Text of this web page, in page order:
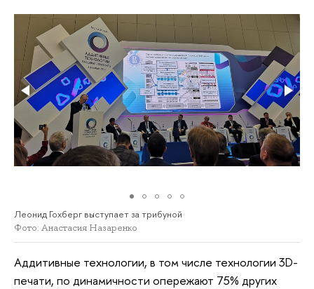
Леонид Гохберг выступает за трибуной
Фото: Анастасия Назаренко
Аддитивные технологии, в том числе технологии 3D-
печати, по динамичности опережают 75% других